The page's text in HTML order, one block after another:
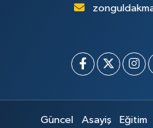
Güncel Asayiş Eğitim